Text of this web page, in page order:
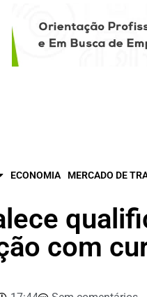
ECONOMIA MERCADO DE
com